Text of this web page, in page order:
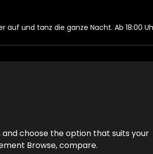
auf und tanz die ganze Nacht. Ab 18:00
and choose the option that suits your
Browse, compare.